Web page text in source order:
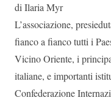
di Ilaria Myr
L’associazione,
fianco a fianco tutti i
Vicino Oriente, i
italiane, e importanti
Confederazione